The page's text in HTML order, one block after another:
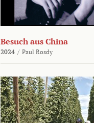
Besuch aus China
2024 / Paul Rosdy